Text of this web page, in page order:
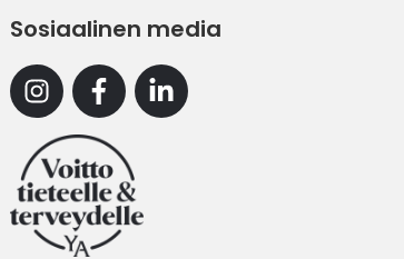
Sosiaalinen media
InstagramFacebookLinkedin